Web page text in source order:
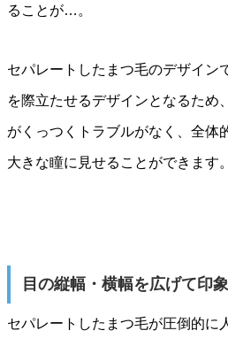
ることが…。
セパレートしたまつ毛のデザイン
を際立たせるデザインとなるため
がくっつくトラブルがなく、全体
大きな瞳に見せることができます。
目の縦幅・横幅を広げて印
セパレートしたまつ毛が圧倒的に